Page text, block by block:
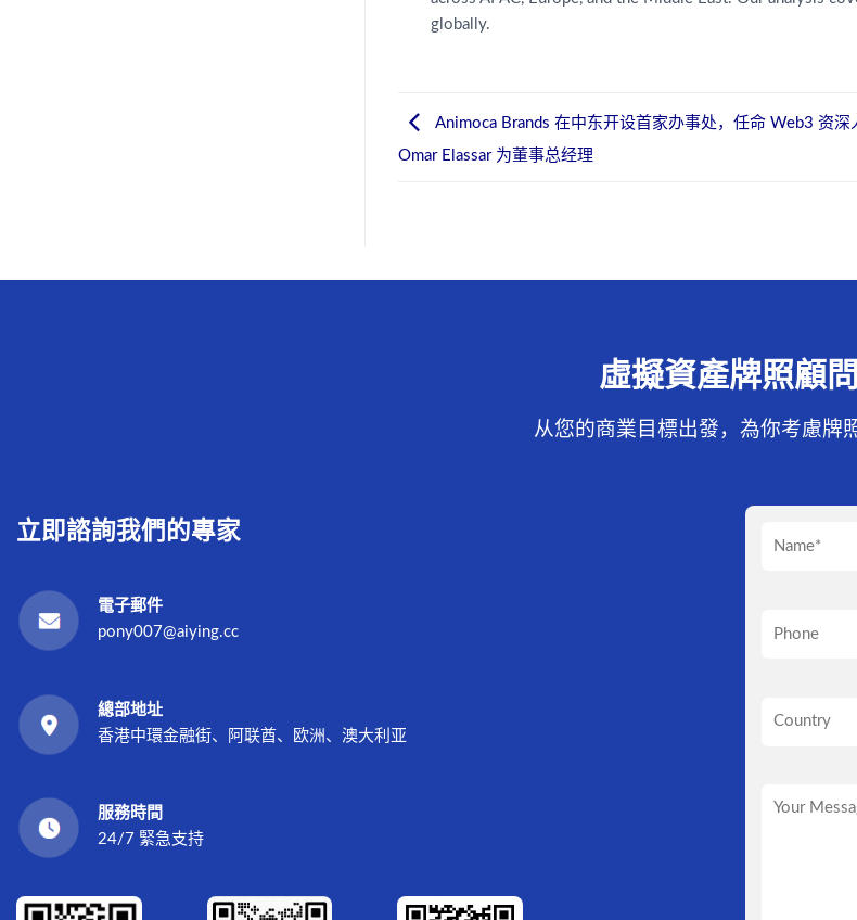
globally.
Animoca Brands 在中东开设首家办事处，任命 Web3 资深
Omar Elassar 为董事总经理
虛擬資產牌照顧問
从您的商業目標出發，為你考慮牌
立即諮詢我們的專家
電子郵件
pony007@aiying.cc
總部地址
香港中環金融街、阿联酋、欧洲、澳大利亚
服務時間
24/7 緊急支持